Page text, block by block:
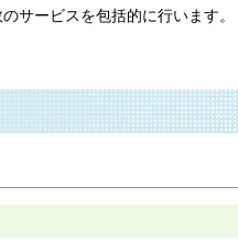
サービスを包括的に行います。